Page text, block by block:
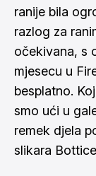
ranije bila
razlog za
očekivana, s
mjesecu u
besplatno.
smo ući u
remek djela
slikara